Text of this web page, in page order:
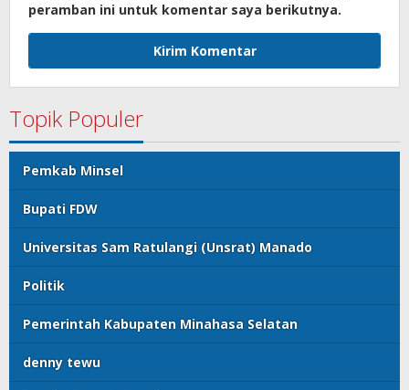
peramban ini untuk komentar saya berikutnya.
Topik Populer
Pemkab Minsel
Bupati FDW
Universitas Sam Ratulangi (Unsrat) Manado
Politik
Pemerintah Kabupaten Minahasa Selatan
denny tewu